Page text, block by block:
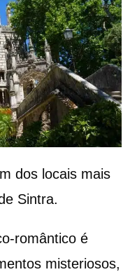
dos locais mais
Sintra.
romântico é
misteriosos,